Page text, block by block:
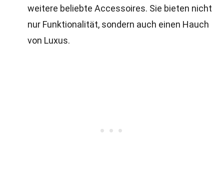
weitere beliebte Accessoires. Sie bieten nicht
nur Funktionalität, sondern auch einen Hauch
von Luxus.